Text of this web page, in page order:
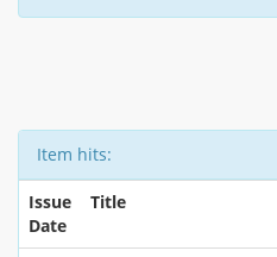
Item hits:
Issue
Date
Title